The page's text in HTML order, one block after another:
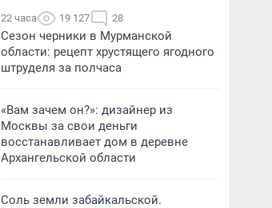
22 часа 19 127 28
Сезон черники в Мурманской
области: рецепт хрустящего ягодного
штруделя за полчаса
«Вам зачем он?»: дизайнер из
Москвы за свои деньги
восстанавливает дом в деревне
Архангельской области
Соль земли забайкальской.